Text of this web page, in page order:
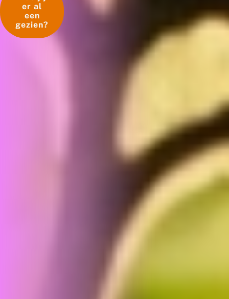
er al
een
gezien?